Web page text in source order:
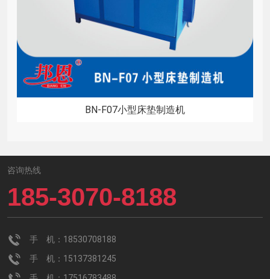
BN-F07小型床垫制造机
咨询热线
185-3070-8188
手 机：18530708188
手 机：15137381245